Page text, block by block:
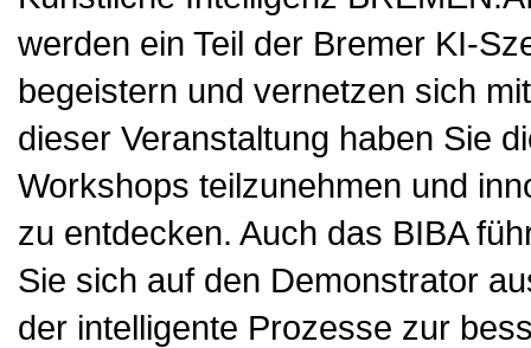
werden ein Teil der Bremer KI-
begeistern und vernetzen sich
dieser Veranstaltung haben Sie
Workshops teilzunehmen und
zu entdecken. Auch das BIBA
Sie sich auf den Demonstrator
der intelligente Prozesse zur